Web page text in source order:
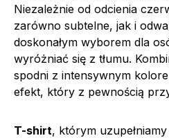
Niezależnie od odcienia
zarówno subtelne, jak i
doskonałym wyborem dla
wyróżniać się z tłumu.
spodni z intensywnym
efekt, który z pewnością
T-shirt, którym